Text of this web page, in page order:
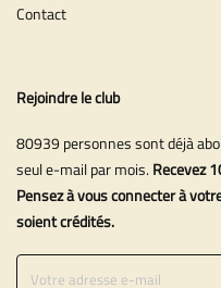
Contact
Rejoindre le club
80939 personnes sont déjà
seul e-mail par mois. Recevez
Pensez à vous connecter à
soient crédités.